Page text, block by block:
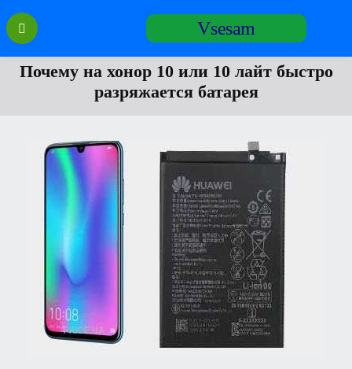
Перейти
содержанию
Vsesam
Почему на хонор 10 или 10 лайт быстро
разряжается батарея